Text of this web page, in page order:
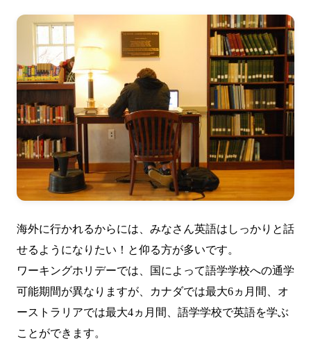
海外に行かれるからには、みなさん英語はしっかりと話
せるようになりたい！と仰る方が多いです。
ワーキングホリデーでは、国によって語学学校への通学
可能期間が異なりますが、カナダでは最大6ヵ月間、オ
ーストラリアでは最大4ヵ月間、語学学校で英語を学ぶ
ことができます。